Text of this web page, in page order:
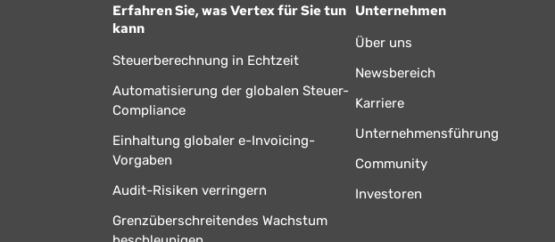
Erfahren Sie, was Vertex für Sie tun
kann
Steuerberechnung in Echtzeit
Automatisierung der globalen Steuer-
Compliance
Einhaltung globaler e-Invoicing-
Vorgaben
Audit-Risiken verringern
Grenzüberschreitendes Wachstum
Unternehmen
Über uns
Newsbereich
Karriere
Unternehmensführung
Community
Investoren